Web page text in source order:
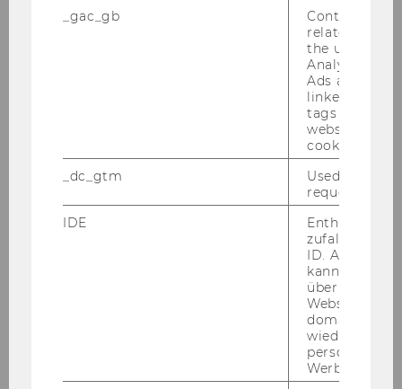
Ehrung vor dem Hintergrund des
Verhältnisses von Karl Friedrich
Unrechtsregime finden Sie
Jahr 1953
or*in
_gac_gb
Contains
related
the user. If
Analytics and
Ads accounts
linked, the
tags on the
website read
cookie.
_dc_gtm
Used to
request rate.
IDE
Enthält eine
ID. Anhand
kann Google
über
Websites
Werbung